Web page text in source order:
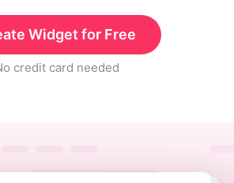
Widget for Free
credit card needed